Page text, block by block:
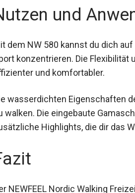
und
dem NW 580 kannst du dich
konzentrieren. Die Flexibilität
und komfortabler.
wasserdichten Eigenschaften
walken. Die eingebaute
Highlights, die dir das
NEWFEEL Nordic Walking